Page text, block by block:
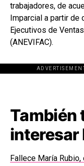
trabajadores, de
Imparcial a partir de
Ejecutivos de
(ANEVIFAC).
También
interesar
Fallece María